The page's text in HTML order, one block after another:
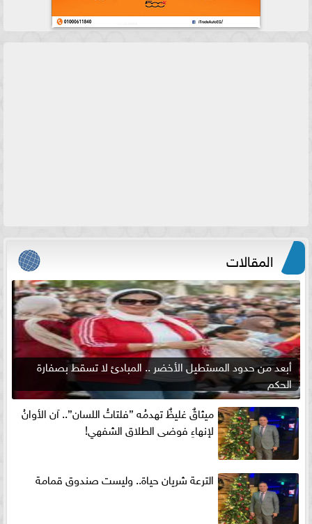
المقالات
أبعد من حدود المستطيل الأخضر .. المبادئ لا تسقط بصفارة
الحكم
ميثاقٌ غليظٌ تهدمُه ”فلتاتُ اللسان”.. آن الأوانُ
لإنهاءِ فوضى الطلاق الشفهي!
الترعة شريان حياة.. وليست صندوق قمامة